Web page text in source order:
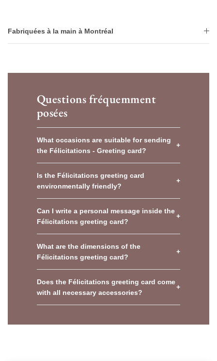
Fabriquées à la main à Montréal
Questions fréquemment
posées
What occasions are suitable for sending
the Félicitations - Greeting card?
+
Is the Félicitations greeting card
environmentally friendly?
+
Can I write a personal message inside the
Félicitations greeting card?
+
What are the dimensions of the
Félicitations greeting card?
+
Does the Félicitations greeting card come
with all necessary accessories?
+